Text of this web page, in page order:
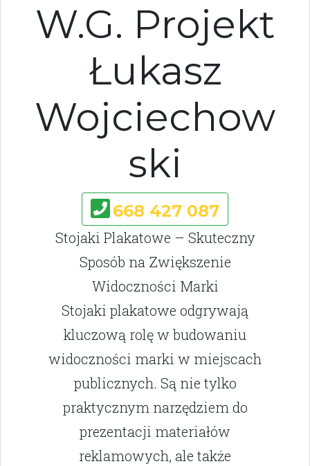
W.G. Projekt
Łukasz
Wojciechow
ski
668 427 087
Stojaki Plakatowe – Skuteczny
Sposób na Zwiększenie
Widoczności Marki
Stojaki plakatowe odgrywają
kluczową rolę w budowaniu
widoczności marki w miejscach
publicznych. Są nie tylko
praktycznym narzędziem do
prezentacji materiałów
reklamowych, ale także